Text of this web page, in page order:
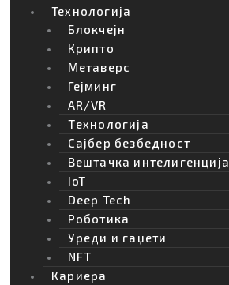
Технологија
Блокчејн
Крипто
Метаверс
Гејминг
AR/VR
Tехнологија
Сајбер безбедност
Вештачка интелигенција
IoT
Deep Tech
Роботика
Уреди и гаџети
NFT
Кариера